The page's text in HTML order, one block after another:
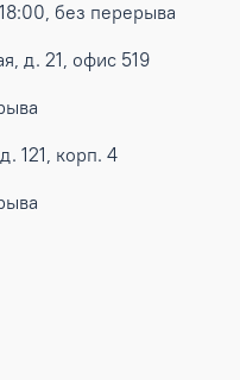
без перерыва
д. 21, офис 519
121, корп. 4